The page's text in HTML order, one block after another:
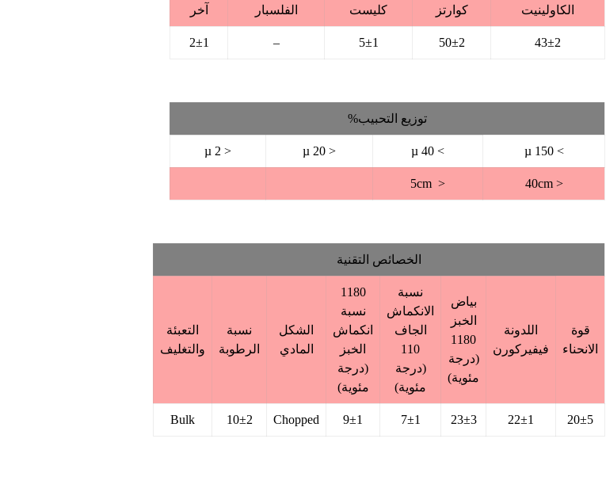
الكاولينيت كوارتز كليست الفلسبار آخر
43±2
50±2
5±1
–
2±1
توزيع التحبيب%
> 150 µ
> 40 µ
< 20 µ
< 2 µ
< 40cm
< 5cm
الخصائص التقنية
قوة
الانحناء
اللدونة
فيفيركورن
بياض
الخبز
1180
(درجة
مئوية)
نسبة
الانكماش
الجاف
110
(درجة
مئوية)
1180
نسبة
انكماش
الخبز
(درجة
مئوية)
الشكل
المادي
نسبة
الرطوبة
التعبئة
والتغليف
20±5
22±1
23±3
7±1
9±1
Chopped
10±2
Bulk